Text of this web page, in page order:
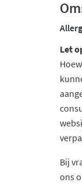
Let
Bij
ons